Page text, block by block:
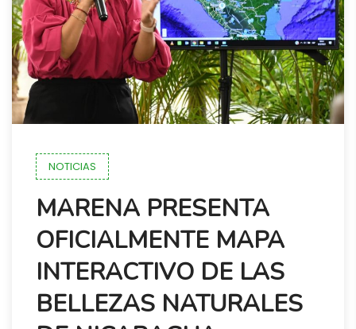
NOTICIAS
MARENA PRESENTA
OFICIALMENTE MAPA
INTERACTIVO DE LAS
BELLEZAS NATURALES